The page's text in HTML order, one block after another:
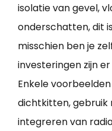
isolatie van gevel,
onderschatten, dit
misschien ben je
investeringen zijn
Enkele
dichtkitten,
integreren van